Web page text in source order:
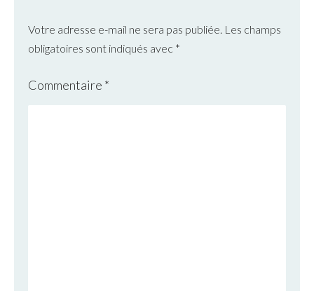
Votre adresse e-mail ne sera pas publiée. Les champs
obligatoires sont indiqués avec *
Commentaire *